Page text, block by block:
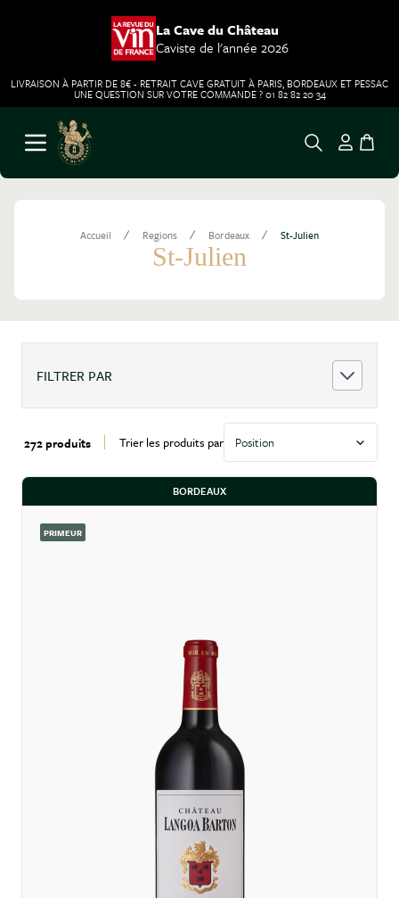
La Cave du Château
Caviste de l'année 2026
LIVRAISON À PARTIR DE 8€ - RETRAIT CAVE GRATUIT À PARIS, BORDEAUX ET PESSAC
UNE QUESTION SUR VOTRE COMMANDE ? 01 82 82 20 34
Aller au contenu
Ouvrir le menu
Accueil / Regions / Bordeaux / St-Julien
St-Julien
FILTRER PAR
272 produits Trier les produits par
BORDEAUX
PRIMEUR